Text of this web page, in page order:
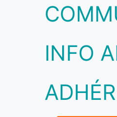
INFO